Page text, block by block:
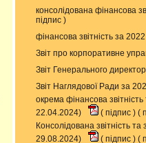
консолідована фінансова
підпис )
фінансова звітність за
Звіт про корпоративне
Звіт Генерального
Звіт Наглядової Ради за
окрема фінансова
22.04.2024)
( підпис ) (
Консолідована звітність
29.08.2024)
( підпис ) (